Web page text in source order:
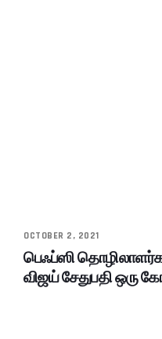
OCTOBER 2, 2021
பெஃப்ஸி
விஜய் சேதுபதி ஒரு